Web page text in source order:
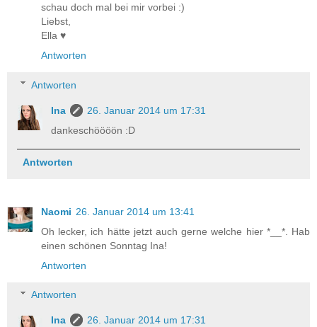
schau doch mal bei mir vorbei :)
Liebst,
Ella ♥
Antworten
Antworten
Ina
26. Januar 2014 um 17:31
dankeschöööön :D
Antworten
Naomi 26. Januar 2014 um 13:41
Oh lecker, ich hätte jetzt auch gerne welche hier *__*. Hab
einen schönen Sonntag Ina!
Antworten
Antworten
Ina
26. Januar 2014 um 17:31